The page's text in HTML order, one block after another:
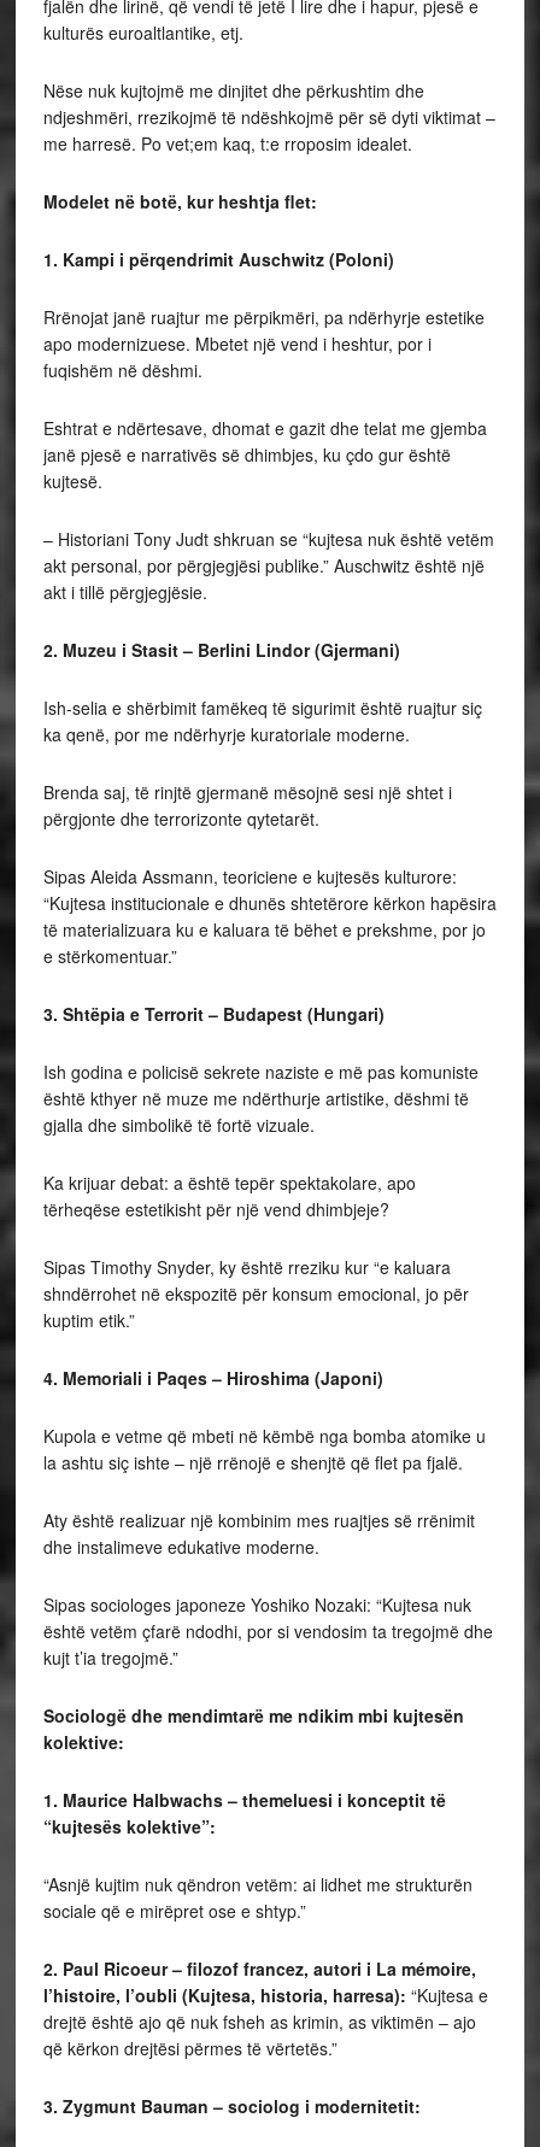
fjalën dhe lirinë, që vendi të jetë I lire dhe i hapur, pjesë e
kulturës euroaltlantike, etj.
Nëse nuk kujtojmë me dinjitet dhe përkushtim dhe
ndjeshmëri, rrezikojmë të ndëshkojmë për së dyti viktimat –
me harresë. Po vet;em kaq, t:e rroposim idealet.
Modelet në botë, kur heshtja flet:
1. Kampi i përqendrimit Auschwitz (Poloni)
Rrënojat janë ruajtur me përpikmëri, pa ndërhyrje estetike
apo modernizuese. Mbetet një vend i heshtur, por i
fuqishëm në dëshmi.
Eshtrat e ndërtesave, dhomat e gazit dhe telat me gjemba
janë pjesë e narrativës së dhimbjes, ku çdo gur është
kujtesë.
– Historiani Tony Judt shkruan se “kujtesa nuk është vetëm
akt personal, por përgjegjësi publike.” Auschwitz është një
akt i tillë përgjegjësie.
2. Muzeu i Stasit – Berlini Lindor (Gjermani)
Ish-selia e shërbimit famëkeq të sigurimit është ruajtur siç
ka qenë, por me ndërhyrje kuratoriale moderne.
Brenda saj, të rinjtë gjermanë mësojnë sesi një shtet i
përgjonte dhe terrorizonte qytetarët.
Sipas Aleida Assmann, teoriciene e kujtesës kulturore:
“Kujtesa institucionale e dhunës shtetërore kërkon hapësira
të materializuara ku e kaluara të bëhet e prekshme, por jo
e stërkomentuar.”
3. Shtëpia e Terrorit – Budapest (Hungari)
Ish godina e policisë sekrete naziste e më pas komuniste
është kthyer në muze me ndërthurje artistike, dëshmi të
gjalla dhe simbolikë të fortë vizuale.
Ka krijuar debat: a është tepër spektakolare, apo
tërheqëse estetikisht për një vend dhimbjeje?
Sipas Timothy Snyder, ky është rreziku kur “e kaluara
shndërrohet në ekspozitë për konsum emocional, jo për
kuptim etik.”
4. Memoriali i Paqes – Hiroshima (Japoni)
Kupola e vetme që mbeti në këmbë nga bomba atomike u
la ashtu siç ishte – një rrënojë e shenjtë që flet pa fjalë.
Aty është realizuar një kombinim mes ruajtjes së rrënimit
dhe instalimeve edukative moderne.
Sipas sociologes japoneze Yoshiko Nozaki: “Kujtesa nuk
është vetëm çfarë ndodhi, por si vendosim ta tregojmë dhe
kujt t’ia tregojmë.”
Sociologë dhe mendimtarë me ndikim mbi kujtesën
kolektive:
1. Maurice Halbwachs – themeluesi i konceptit të
“kujtesës kolektive”:
“Asnjë kujtim nuk qëndron vetëm: ai lidhet me strukturën
sociale që e mirëpret ose e shtyp.”
2. Paul Ricoeur – filozof francez, autori i La mémoire,
l’histoire, l’oubli (Kujtesa, historia, harresa): “Kujtesa e
drejtë është ajo që nuk fsheh as krimin, as viktimën – ajo
që kërkon drejtësi përmes të vërtetës.”
3. Zygmunt Bauman – sociolog i modernitetit: